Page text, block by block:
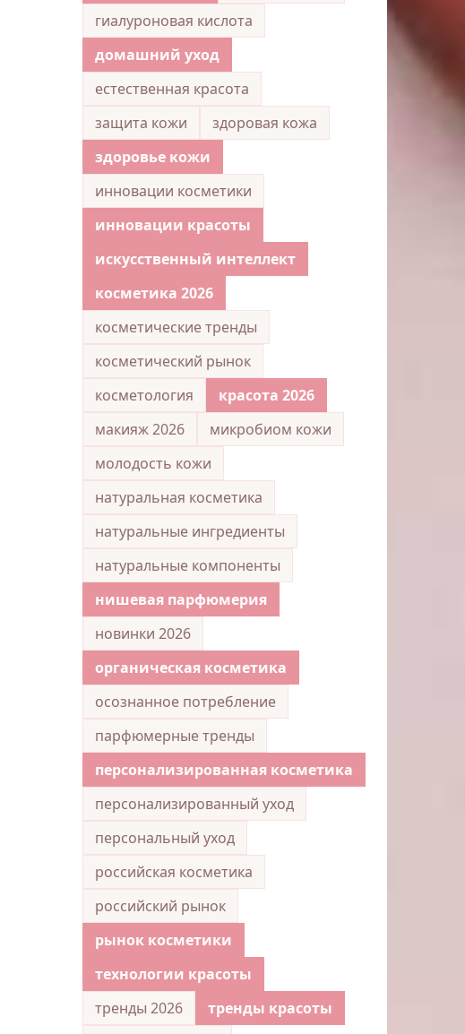
гиалуроновая кислота
домашний уход
естественная красота
защита кожи
здоровая кожа
здоровье кожи
инновации косметики
инновации красоты
искусственный интеллект
косметика 2026
косметические тренды
косметический рынок
косметология
красота 2026
макияж 2026
микробиом кожи
молодость кожи
натуральная косметика
натуральные ингредиенты
натуральные компоненты
нишевая парфюмерия
новинки 2026
органическая косметика
осознанное потребление
парфюмерные тренды
персонализированная косметика
персонализированный уход
персональный уход
российская косметика
российский рынок
рынок косметики
технологии красоты
тренды 2026
тренды красоты